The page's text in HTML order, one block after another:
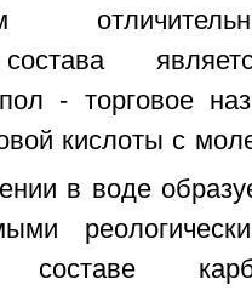
- торговое
кислоты с
в воде
составе